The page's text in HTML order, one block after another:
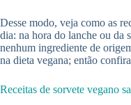
Desse modo, veja como as
dia: na hora do lanche ou da
nenhum ingrediente de
na dieta vegana; então
Receitas de sorvete vegano